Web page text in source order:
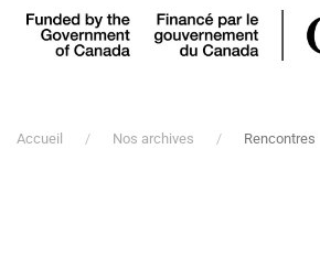
Accueil Nos archives Rencontres